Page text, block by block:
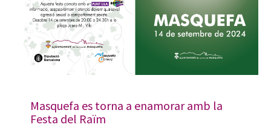
Masquefa es torna a enamorar amb la
Festa del Raïm